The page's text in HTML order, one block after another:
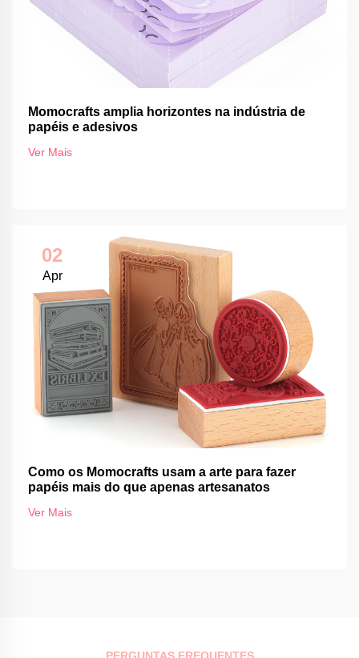
Momocrafts amplia horizontes na indústria de
papéis e adesivos
Ver Mais
02
Apr
Como os Momocrafts usam a arte para fazer
papéis mais do que apenas artesanatos
Ver Mais
PERGUNTAS FREQUENTES